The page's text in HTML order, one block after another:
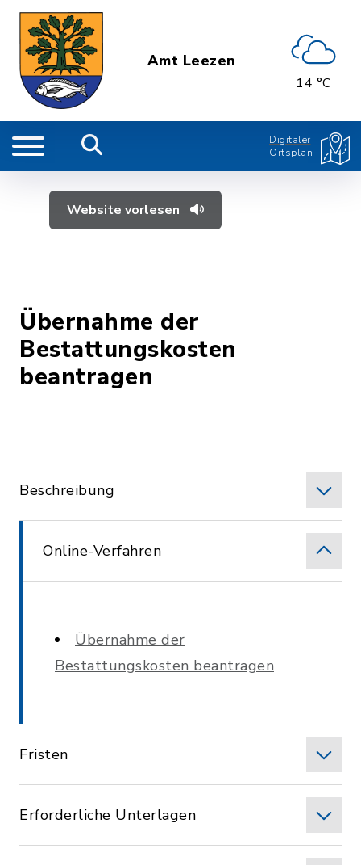
Amt Leezen
14 °C
Digitaler
Ortsplan
Website vorlesen
Übernahme der
Bestattungskosten
beantragen
Beschreibung
Online-Verfahren
Übernahme der
Bestattungskosten beantragen
Fristen
Erforderliche Unterlagen